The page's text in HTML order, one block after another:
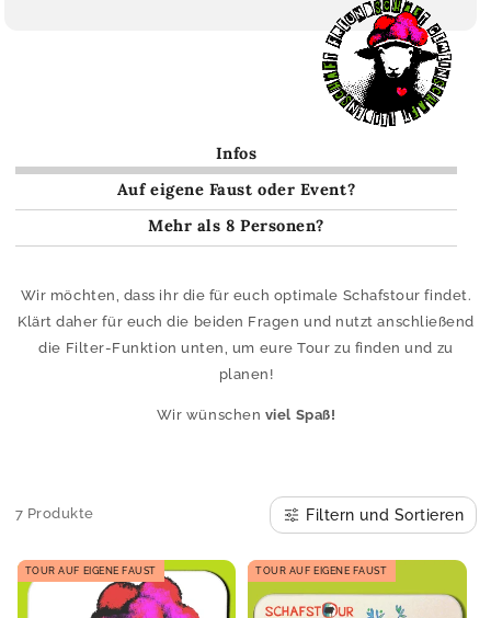
Infos
Auf eigene Faust oder Event?
Mehr als 8 Personen?
Wir möchten, dass ihr die für euch optimale Schafstour findet.
Klärt daher für euch die beiden Fragen und nutzt anschließend
die Filter-Funktion unten, um eure Tour zu finden und zu
planen!
Wir wünschen viel Spaß!
Filtern und Sortieren
7 Produkte
TOUR AUF EIGENE FAUST TOUR AUF EIGENE FAUST